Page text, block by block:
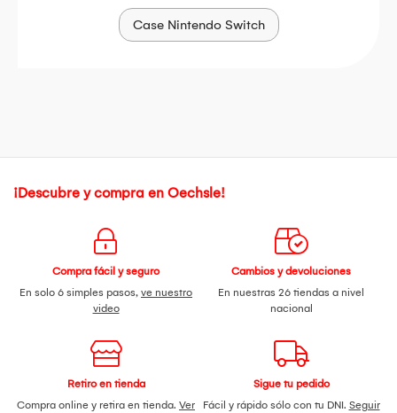
Case Nintendo Switch
¡Descubre y compra en Oechsle!
Compra fácil y seguro
En solo 6 simples pasos, ve nuestro
video
Cambios y devoluciones
En nuestras 26 tiendas a nivel
nacional
Retiro en tienda
Compra online y retira en tienda. Ver
Sigue tu pedido
Fácil y rápido sólo con tu DNI. Seguir